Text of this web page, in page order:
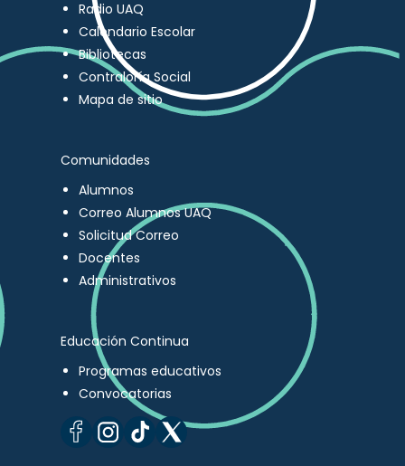
Radio UAQ
Calendario Escolar
Bibliotecas
Contraloría Social
Mapa de sitio
Comunidades
Alumnos
Correo Alumnos UAQ
Solicitud Correo
Docentes
Administrativos
Educación Continua
Programas educativos
Convocatorias